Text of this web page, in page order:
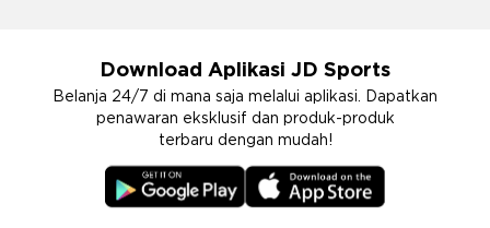
Download Aplikasi JD Sports
Belanja 24/7 di mana saja melalui aplikasi. Dapatkan
penawaran eksklusif dan produk-produk
terbaru dengan mudah!